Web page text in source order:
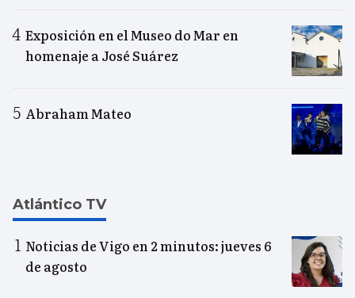
Exposición en el Museo do Mar en
homenaje a José Suárez
Abraham Mateo
Atlántico TV
Noticias de Vigo en 2 minutos: jueves 6
de agosto